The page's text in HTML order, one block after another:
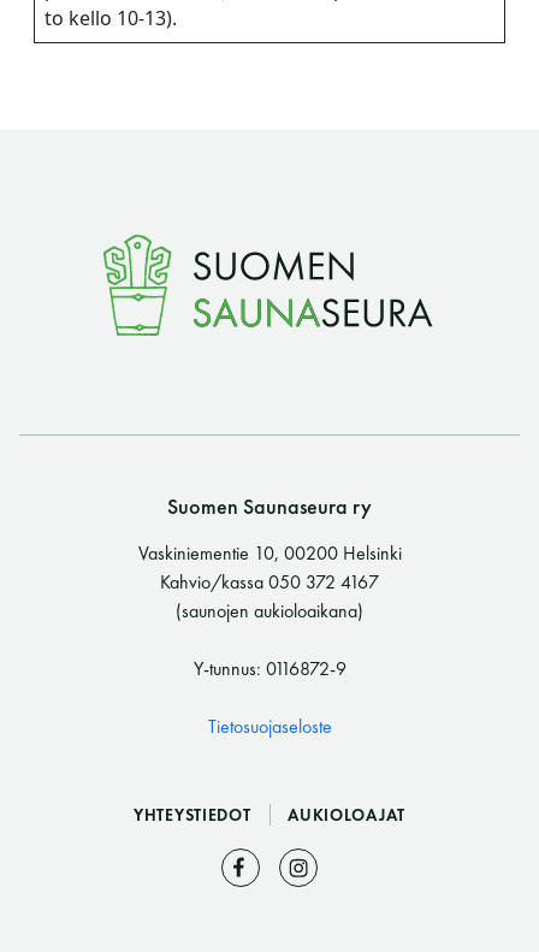
to kello 10-13).
Suomen Saunaseura ry
Vaskiniementie 10, 00200 Helsinki
Kahvio/kassa 050 372 4167
(saunojen aukioloaikana)
Y-tunnus: 0116872-9
Tietosuojaseloste
YHTEYSTIEDOT AUKIOLOAJAT